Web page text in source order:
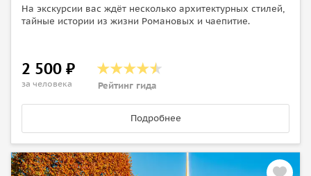
На экскурсии вас ждёт несколько архитектурных стилей,
тайные истории из жизни Романовых и чаепитие.
2 500 ₽
за человека Рейтинг гида
Подробнее